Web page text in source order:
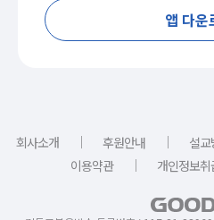
앱 다운
회사소개 ｜ 후원안내 ｜ 설
이용약관
｜ 개인정보취